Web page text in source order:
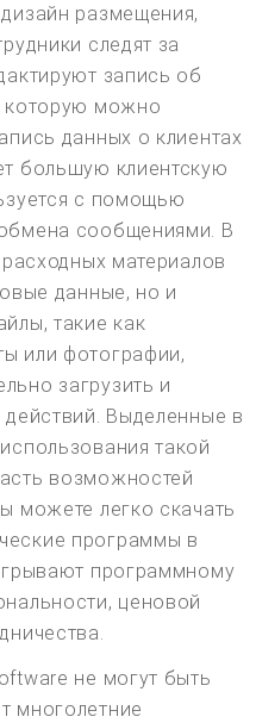
размещения,
следят за
запись об
которую можно
данных о клиентах
большую клиентскую
с помощью
сообщениями. В
материалов
данные, но и
такие как
или фотографии,
загрузить и
действий. Выделенные в
такой
возможностей
можете легко скачать
программы в
программному
ценовой
не могут быть
многолетние